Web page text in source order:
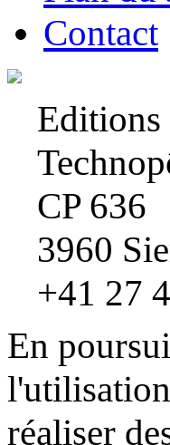
Contact
CP 636
3960
+41 27
En
réaliser